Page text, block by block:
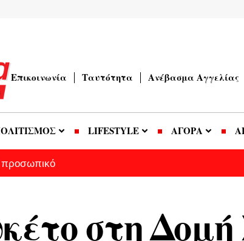
Επικοινωνία Ταυτότητα Ανέβασμα Αγγελίας
LIFESTYLE ΑΓΟΡΑ
προσωπικό
στη